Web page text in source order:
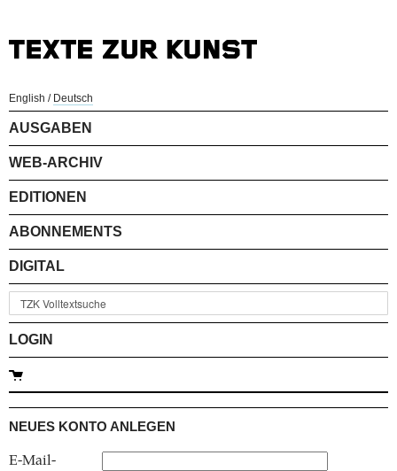
English / Deutsch
AUSGABEN
WEB-ARCHIV
EDITIONEN
ABONNEMENTS
DIGITAL
LOGIN
NEUES KONTO ANLEGEN
E-Mail-